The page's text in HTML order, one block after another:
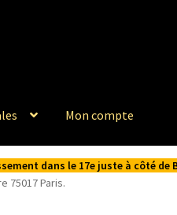
Mon compte
dans le 17e juste à côté de
75017 Paris.